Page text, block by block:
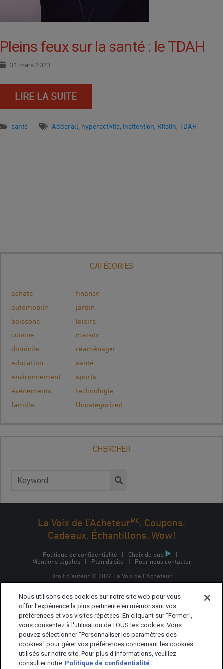
Pleins feux sur la santé : le TDAH
31 mars 2023
LIRE LA SUITE
santé Adderall hyperactivite inattention Ritalin TDAH
CATÉGORIES
achats
automobile
boissons
cuisine
domicile
education
environnement
événements
famille
finance
jardin
loisirs
maison
réaménager
santé
sports
technologie
Uncategorized
CHERCHER
La Voix de l’AcheteurMC. Coupons.
Cadeaux. Échantillons. Wow!
Politique de confidentialité | Choix de pub
|
Mentions légales
| Plan du site | Pour nous contacter
Droit d'auteur © 2026 La Voix de l'Acheteur
d'Epsilon Interactive CA, ULC, propriété d'Epsilon Data
Management, LLC.
Nous utilisons des cookies sur notre site web pour vous
offrir l'expérience la plus pertinente en mémorisant vos
préférences et vos visites répétées. En cliquant sur "Fermer",
vous consentez à l'utilisation de TOUS les cookies. Vous
pouvez sélectionner "Personnaliser les paramètres des
cookies" pour gérer vos préférences concernant les cookies
utilisés sur notre site. Pour plus d'informations, veuillez
consulter notre Politique de confidentialité.